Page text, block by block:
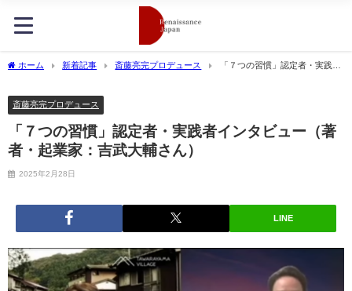
ホーム 新着記事 斎藤亮完プロデュース
「７つの習慣」認定者・実践者
斎藤亮完プロデュース
「７つの習慣」認定者・実践者インタビュー（著
者・起業家：吉武大輔さん）
2025年2月28日
LINE